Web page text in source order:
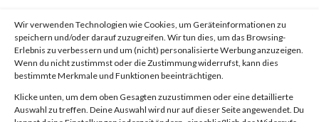
Wir verwenden Technologien wie Cookies, um Geräteinformationen zu
speichern und/oder darauf zuzugreifen. Wir tun dies, um das Browsing-
Erlebnis zu verbessern und um (nicht) personalisierte Werbung anzuzeigen.
Wenn du nicht zustimmst oder die Zustimmung widerrufst, kann dies
bestimmte Merkmale und Funktionen beeinträchtigen.
Klicke unten, um dem oben Gesagten zuzustimmen oder eine detaillierte
Auswahl zu treffen. Deine Auswahl wird nur auf dieser Seite angewendet. Du
es
von|7. Juni 2023|Unkategorisiert|0 Kommentare